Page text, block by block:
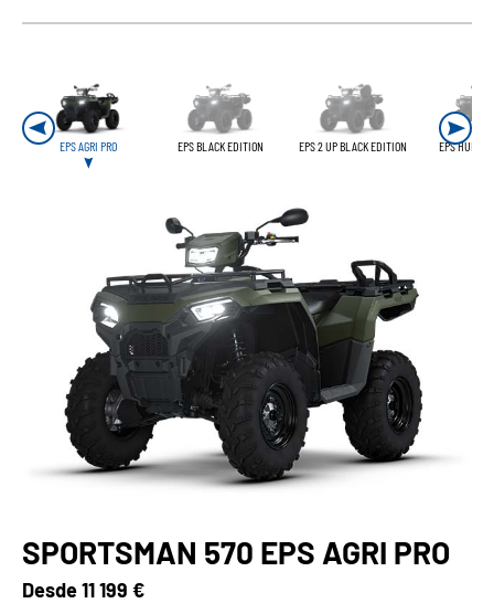
EPS AGRI PRO EPS BLACK EDITION EPS 2 UP BLACK EDITION EPS
SPORTSMAN 570 EPS AGRI PRO
Desde11 199 €